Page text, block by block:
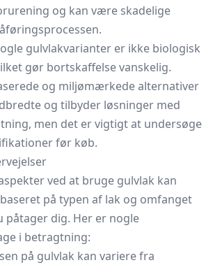
og kan være skadelige
gulvlakvarianter er ikke biologisk
gør bortskaffelse vanskelig.
og miljømærkede alternativer
og tilbyder løsninger med
men det er vigtigt at undersøge
før køb.
ved at bruge gulvlak kan
på typen af lak og omfanget
påtager dig. Her er nogle
i betragtning:
på gulvlak kan variere fra